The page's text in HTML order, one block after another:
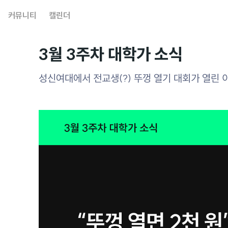
커뮤니티 캘린더
3월 3주차 대학가 소식
성신여대에서 전교생(?) 뚜껑 열기 대회가 열린